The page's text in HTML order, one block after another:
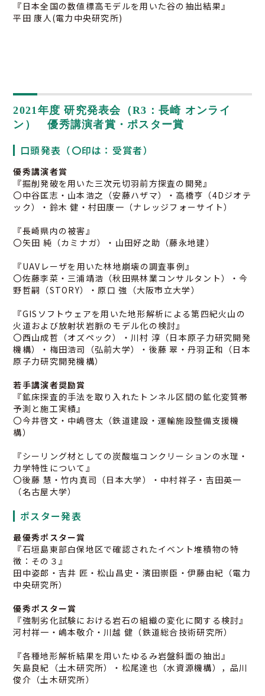
『日本全国の数値標高モデルを用いた谷の抽出結果』
平田 康人(電力中央研究所)
2021年度 研究発表会（R3：長崎 オンライ
ン） 優秀講演者賞・ポスター賞
口頭発表（〇印は：受賞者）
優秀講演者賞
『掘削発破を用いた三次元切羽前方探査の開発』
〇中谷匡志・山本浩之（安藤ハザマ）・高橋亨（4Dジオテ
ック）・鈴木 健・村田康一（ナレッジフォーサイト）
『長崎県内の被害』
〇矢田 純（カミナガ）・山田好之助（藤永地建）
『UAVレーザを用いた林地崩壊の調査事例』
〇佐藤李菜・三浦靖浩（秋田県林業コンサルタント）・今
野哲嗣（STORY）・原口 強（大阪市立大学）
『GISソフトウェアを用いた地形解析による第四紀火山の
火道および放射状岩脈のモデル化の検討』
〇西山成哲（オズペック）・川村 淳（日本原子力研究開発
機構）・梅田浩司（弘前大学）・後藤 翠・丹羽正和（日本
原子力研究開発機構）
若手講演者奨励賞
『鉱床探査的手法を取り入れたトンネル区間の鉱化変質帯
予測と施工実績』
〇今井啓文・中嶋啓太（鉄道建設・運輸施設整備支援機
構）
『シーリング材としての炭酸塩コンクリーションの水理・
力学特性について』
〇後藤 慧・竹内真司（日本大学）・中村祥子・吉田英一
（名古屋大学）
ポスター発表
最優秀ポスター賞
『石垣島東部白保地区で確認されたイベント堆積物の特
徴：その３』
田中姿郎・吉井 匠・松山昌史・濱田崇臣・伊藤由紀（電力
中央研究所）
優秀ポスター賞
『強制劣化試験における岩石の組織の変化に関する検討』
河村祥一・嶋本敬介・川越 健（鉄道総合技術研究所）
『各種地形解析結果を用いたゆるみ岩盤斜面の抽出』
矢島良紀（土木研究所）・松尾達也（水資源機構），品川
俊介（土木研究所）